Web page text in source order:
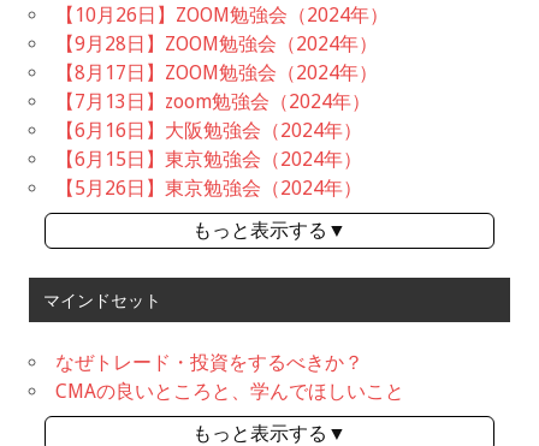
【10月26日】ZOOM勉強会（2024年）
【9月28日】ZOOM勉強会（2024年）
【8月17日】ZOOM勉強会（2024年）
【7月13日】zoom勉強会（2024年）
【6月16日】大阪勉強会（2024年）
【6月15日】東京勉強会（2024年）
【5月26日】東京勉強会（2024年）
もっと表示する▼
マインドセット
なぜトレード・投資をするべきか？
CMAの良いところと、学んでほしいこと
もっと表示する▼